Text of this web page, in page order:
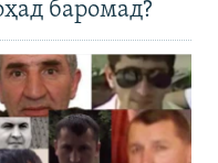
баромад?